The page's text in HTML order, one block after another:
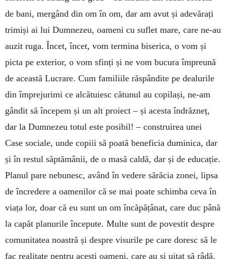
de bani, mergând din om în om, dar am avut și adevă­rați
trimiși ai lui Dum­nezeu, oa­meni cu suflet mare, ca­re ne-au
au­zit ruga. Încet, încet, vom ter­­mina bise­rica, o vom și
picta pe exterior, o vom sfinți și ne vom bucura împreună
de aceas­­­tă Lucrare. Cum familiile răspândite pe dea­lurile
din îm­prejurimi ce alcă­tuiesc cătunul au copilași, ne-am
gân­­dit să în­cepem și un alt proiect – și acesta îndrăz­neț,
dar la Dumnezeu totul este posibil! – cons­truirea unei
Case so­ciale, unde copiii să poată bene­ficia du­minica, dar
și în restul săp­tămânii, de o masă caldă, dar și de educație.
Planul pare nebunesc, având în ve­dere sărăcia zonei, lipsa
de încredere a oame­nilor că se mai poate schimba ceva în
viața lor, doar că eu sunt un om încăpățânat, care duc până
la capăt pla­nurile începute. Multe sunt de povestit despre
comu­nitatea noastră și despre visurile pe care doresc să le
fac realitate pentru acești oameni, care au și uitat să râdă.